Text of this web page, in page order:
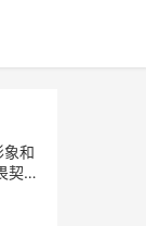
象和
契约